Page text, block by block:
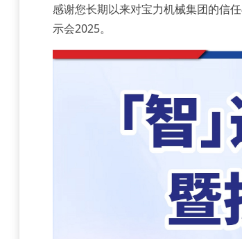
感谢您长期以来对宝力机械集团的信
示会2025。